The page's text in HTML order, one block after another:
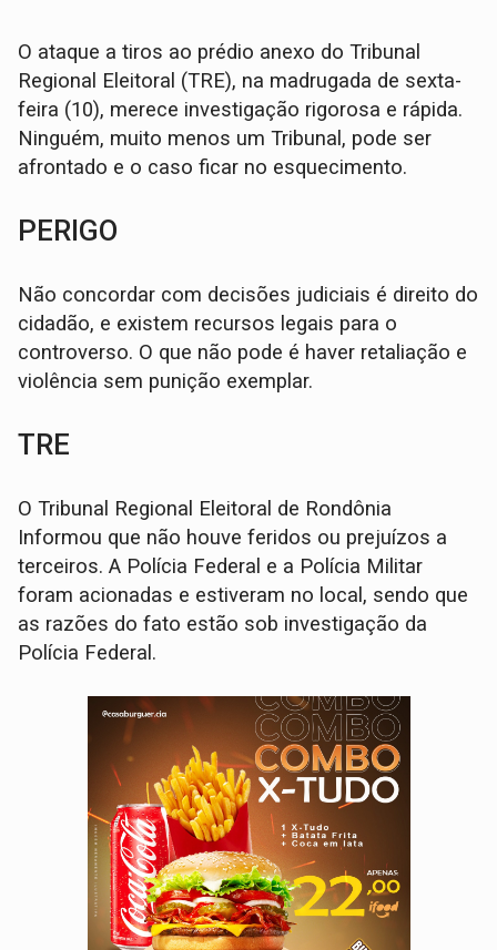
O ataque a tiros ao prédio anexo do Tribunal
Regional Eleitoral (TRE), na madrugada de sexta-
feira (10), merece investigação rigorosa e rápida.
Ninguém, muito menos um Tribunal, pode ser
afrontado e o caso ficar no esquecimento.
PERIGO
Não concordar com decisões judiciais é direito do
cidadão, e existem recursos legais para o
controverso. O que não pode é haver retaliação e
violência sem punição exemplar.
TRE
O Tribunal Regional Eleitoral de Rondônia
Informou que não houve feridos ou prejuízos a
terceiros. A Polícia Federal e a Polícia Militar
foram acionadas e estiveram no local, sendo que
as razões do fato estão sob investigação da
Polícia Federal.